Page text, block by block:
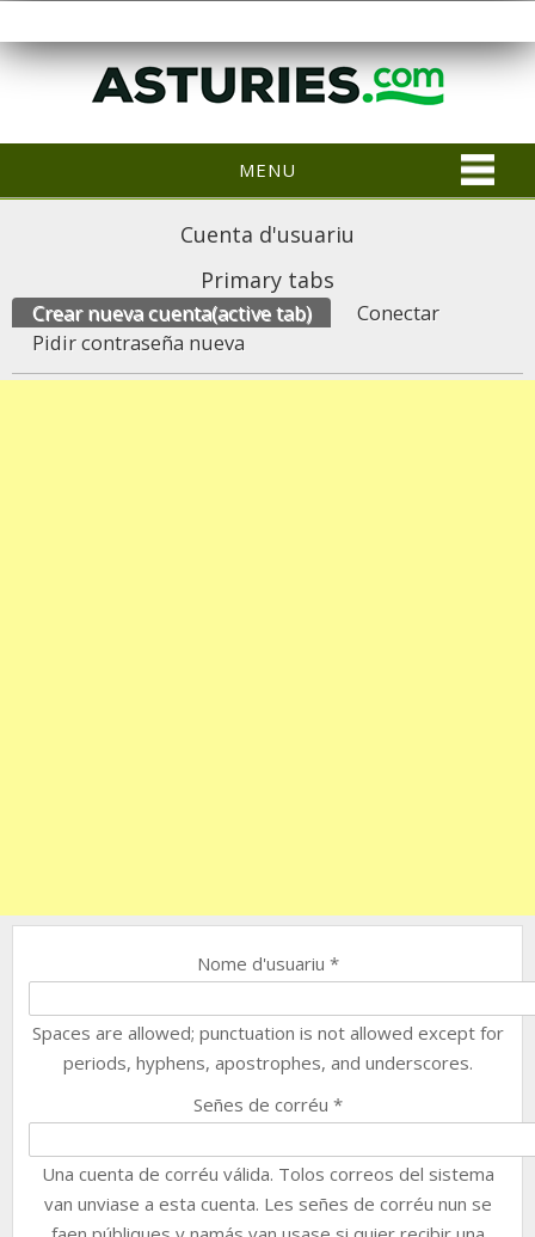
MENU
Cuenta d'usuariu
Primary tabs
Crear nueva cuenta(active tab)
Conectar
Pidir contraseña nueva
Nome d'usuariu *
Spaces are allowed; punctuation is not allowed except for
periods, hyphens, apostrophes, and underscores.
Señes de corréu *
Una cuenta de corréu válida. Tolos correos del sistema
van unviase a esta cuenta. Les señes de corréu nun se